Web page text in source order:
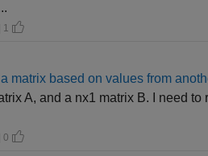
1
matrix based on values from
A, and a nx1 matrix B. I need
0